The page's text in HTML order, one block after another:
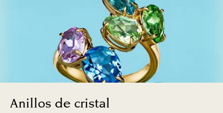
Anillos de cristal
Fecha de lanzamiento